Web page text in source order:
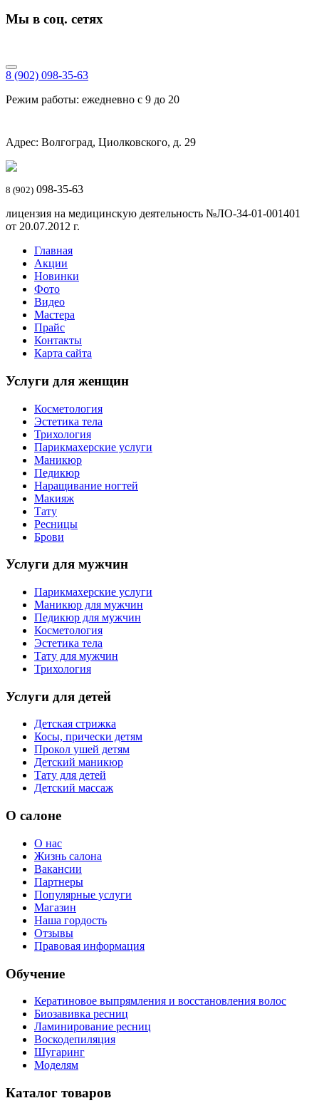
Мы в соц. сетях
8 (902) 098-35-63
Режим работы: ежедневно с 9 до 20
Адрес: Волгоград, Циолковского, д. 29
8 (902) 098-35-63
лицензия на медицинскую деятельность №ЛО-34-01-001401
от 20.07.2012 г.
Главная
Акции
Новинки
Фото
Видео
Мастера
Прайс
Контакты
Карта сайта
Услуги для женщин
Косметология
Эстетика тела
Трихология
Парикмахерские услуги
Маникюр
Педикюр
Наращивание ногтей
Макияж
Тату
Ресницы
Брови
Услуги для мужчин
Парикмахерские услуги
Маникюр для мужчин
Педикюр для мужчин
Косметология
Эстетика тела
Тату для мужчин
Трихология
Услуги для детей
Детская стрижка
Косы, прически детям
Прокол ушей детям
Детский маникюр
Тату для детей
Детский массаж
О салоне
О нас
Жизнь салона
Вакансии
Партнеры
Популярные услуги
Магазин
Наша гордость
Отзывы
Правовая информация
Обучение
Кератиновое выпрямления и восстановления волос
Биозавивка ресниц
Ламинирование ресниц
Воскодепиляция
Шугаринг
Моделям
Каталог товаров